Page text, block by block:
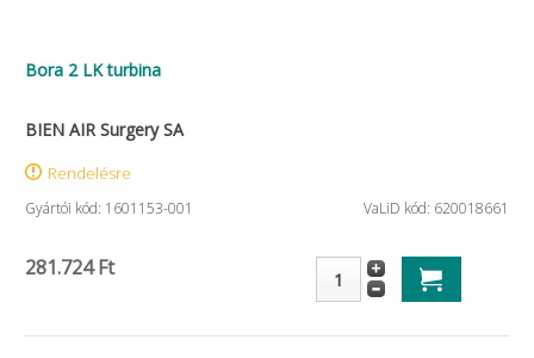
Bora 2 LK turbina
BIEN AIR Surgery SA
Rendelésre
Gyártói kód: 1601153-001 VaLiD kód: 620018661
281.724 Ft